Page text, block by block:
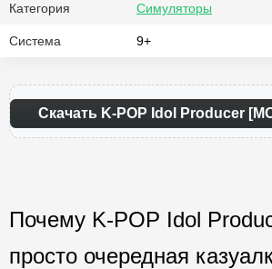
Категория Симуляторы
Система 9+
Скачать K-POP Idol Producer
Почему K-POP Idol
просто очередная